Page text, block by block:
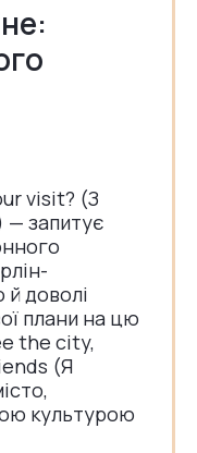
visit? (З
— запитує
доволі
плани на цю
the city,
(Я
культурою